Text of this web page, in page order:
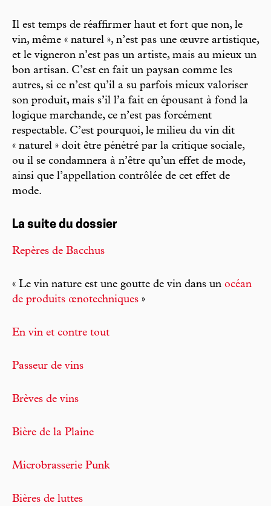
Il est temps de réaffirmer haut et fort que non, le
vin, même « naturel », n’est pas une œuvre artistique,
et le vigneron n’est pas un artiste, mais au mieux un
bon artisan. C’est en fait un paysan comme les
autres, si ce n’est qu’il a su parfois mieux valoriser
son produit, mais s’il l’a fait en épousant à fond la
logique marchande, ce n’est pas forcément
respectable. C’est pourquoi, le milieu du vin dit
« naturel » doit être pénétré par la critique sociale,
ou il se condamnera à n’être qu’un effet de mode,
ainsi que l’appellation contrôlée de cet effet de
mode.
La suite du dossier
Repères de Bacchus
« Le vin nature est une goutte de vin dans un océan
de produits œnotechniques »
En vin et contre tout
Passeur de vins
Brèves de vins
Bière de la Plaine
Microbrasserie Punk
Bières de luttes